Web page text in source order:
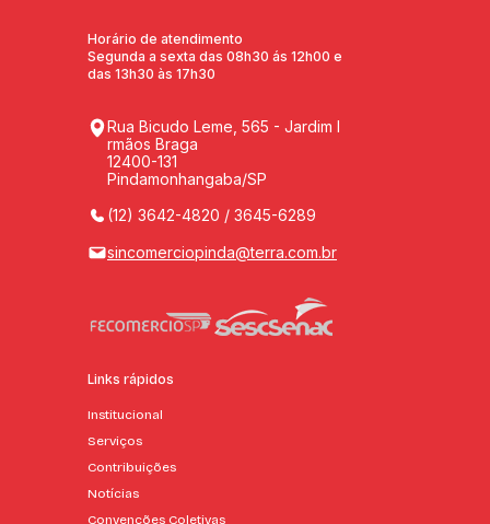
Horário de atendimento
Segunda a sexta das 08h30 ás 12h00 e
das 13h30 às 17h30
Rua Bicudo Leme, 565 - Jardim I
rmãos Braga
12400-131
Pindamonhangaba/SP
(12) 3642-4820 / 3645-6289
sincomerciopinda@terra.com.br
Links rápidos
Institucional
Serviços
Contribuições
Notícias
Convenções Coletivas